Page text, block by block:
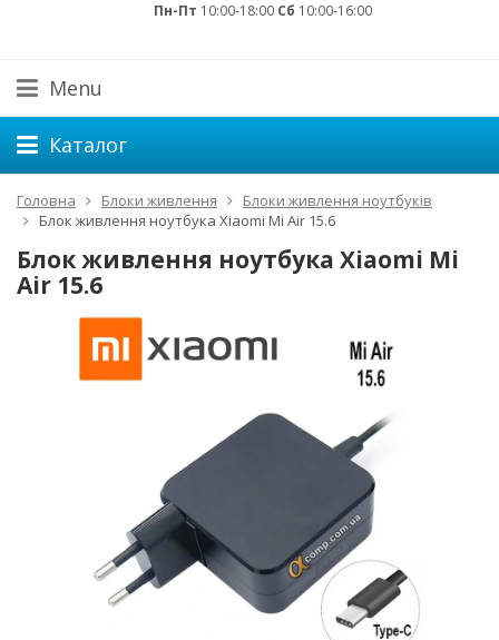
Пн-Пт 10:00-18:00 Сб 10:00-16:00
Menu
Каталог
Головна Блоки живлення
Блоки живлення ноутбуків
Блок живлення ноутбука Xiaomi Mi Air 15.6
Блок живлення ноутбука Xiaomi Mi
Air 15.6